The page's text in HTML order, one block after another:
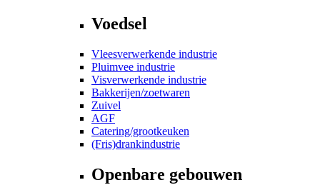
Voedsel
Vleesverwerkende industrie
Pluimvee industrie
Visverwerkende industrie
Bakkerijen/zoetwaren
Zuivel
AGF
Catering/grootkeuken
(Fris)drankindustrie
Openbare gebouwen